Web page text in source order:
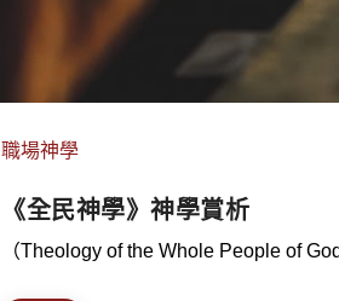
職場神學
《全民神學》神學賞析
（Theology of the Whole People of